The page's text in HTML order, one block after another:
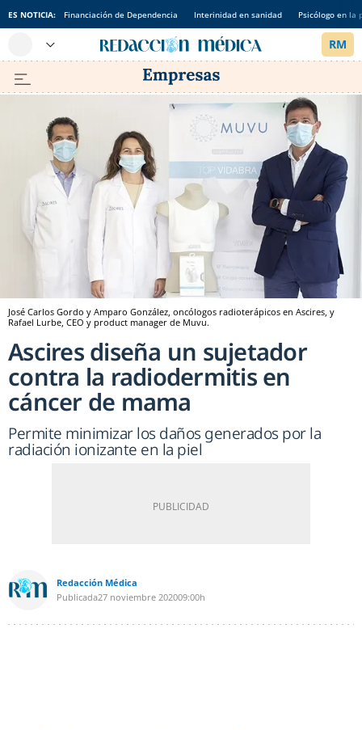
ES NOTICIA: Financiación de Dependencia Interinidad en sanidad Psicólogo en la
José Carlos Gordo y Amparo González, oncólogos radioterápicos en Ascires, y
Rafael Lurbe, CEO y product manager de Muvu.
Ascires diseña un sujetador
contra la radiodermitis en
cáncer de mama
Permite minimizar los daños generados por la
radiación ionizante en la piel
Redacción Médica
Publicada27 noviembre 202009:00h